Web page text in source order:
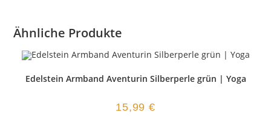
Ähnliche Produkte
Edelstein Armband Aventurin Silberperle grün | Yoga
15,99€